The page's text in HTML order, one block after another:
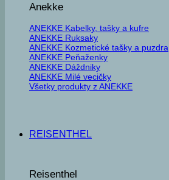
Anekke
ANEKKE Kabelky, tašky a kufre
ANEKKE Ruksaky
ANEKKE Kozmetické tašky a puzdra
ANEKKE Peňaženky
ANEKKE Dáždniky
ANEKKE Milé vecičky
Všetky produkty z ANEKKE
REISENTHEL
Reisenthel